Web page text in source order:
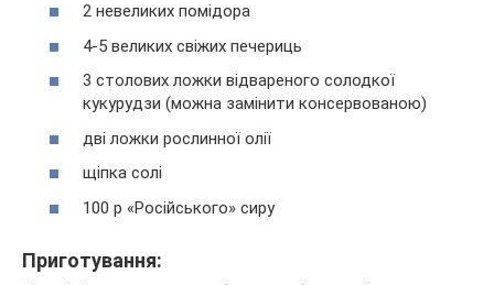
2 невеликих помідора
4-5 великих свіжих печериць
3 столових ложки відвареного солодкої
кукурудзи (можна замінити консервованою)
дві ложки рослинної олії
щіпка солі
100 р «Російського» сиру
Приготування: